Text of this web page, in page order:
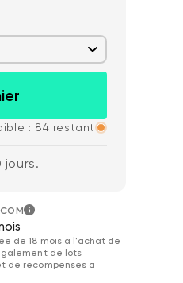
: 84 restant
jours.
de 18 mois à l'achat de
de lots
de récompenses à